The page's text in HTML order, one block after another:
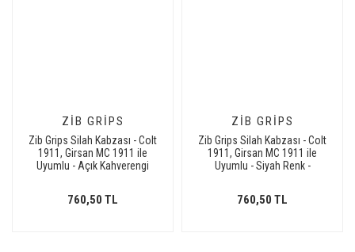
ZIB GRIPS
Zib Grips Silah Kabzası - Colt
1911, Girsan MC 1911 ile
Uyumlu - Açık Kahverengi
760,50 TL
ZIB GRIPS
Zib Grips Silah Kabzası - Colt
1911, Girsan MC 1911 ile
Uyumlu - Siyah Renk -
760,50 TL